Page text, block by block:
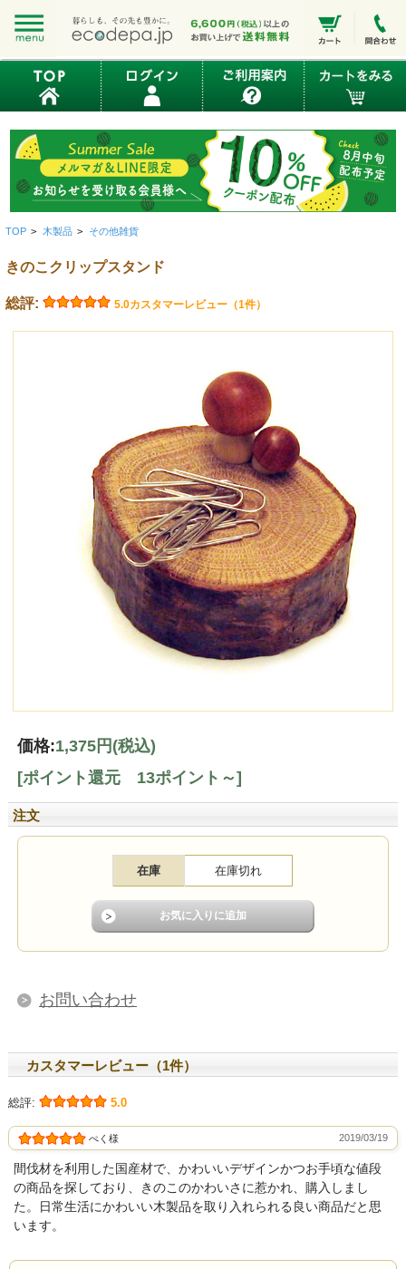
TOP > 木製品 > その他雑貨
きのこクリップスタンド
総評: 5.0カスタマーレビュー（1件）
価格:1,375円 (税込)
[ポイント還元 13ポイント～]
注文
在庫 在庫切れ
お問い合わせ
カスタマーレビュー（1件）
総評: 5.0
ぺく様 2019/03/19
間伐材を利用した国産材で、かわいいデザインかつお手頃な値段
の商品を探しており、きのこのかわいさに惹かれ、購入しまし
た。日常生活にかわいい木製品を取り入れられる良い商品だと思
います。